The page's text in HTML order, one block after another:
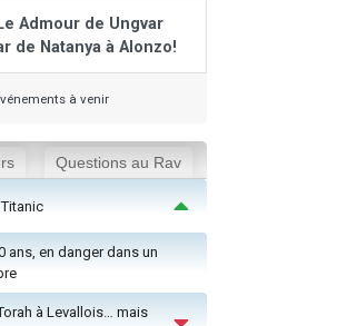
Le Admour de Ungvar
de Natanya à Alonzo!
à venir
Questions au Rav
ans, en danger dans un
à Levallois… mais